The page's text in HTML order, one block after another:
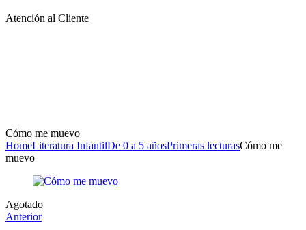
Atención al Cliente
Cómo me muevo
HomeLiteratura InfantilDe 0 a 5 añosPrimeras lecturasCómo me
muevo
Disponibilidad:
Agotado
Anterior